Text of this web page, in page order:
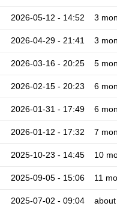
2026-05-12 - 14:52 3
2026-04-29 - 21:41 3
2026-03-16 - 20:25 5
2026-02-15 - 20:23 6
2026-01-31 - 17:49 6
2026-01-12 - 17:32 7
2025-10-23 - 14:45 10
2025-09-05 - 15:06 11
2025-07-02 - 09:04